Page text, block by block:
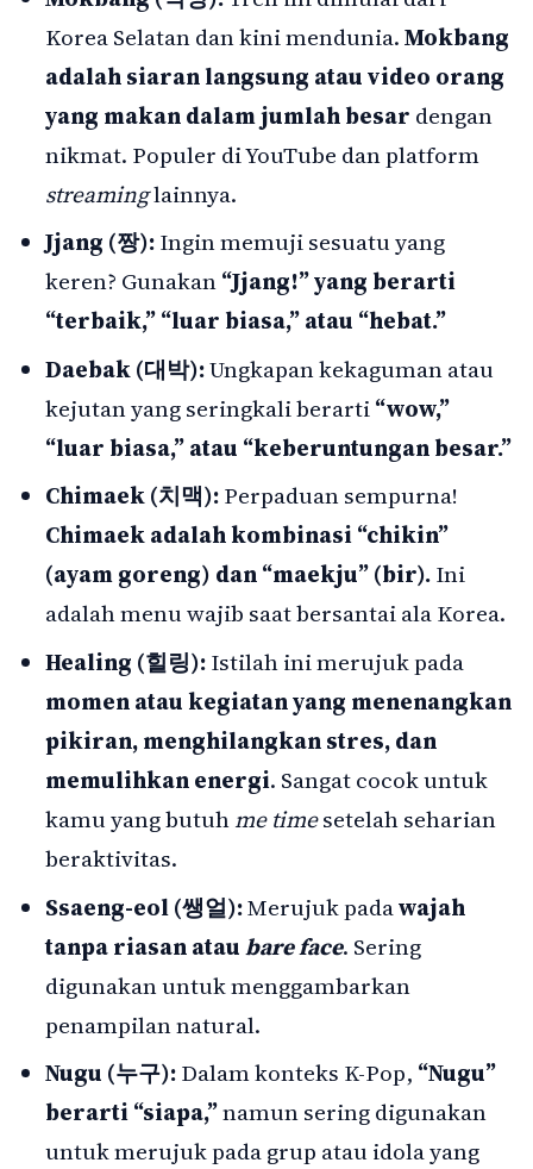
Korea Selatan dan kini mendunia.Mokbang
adalah siaran langsung atau video orang
yang makan dalam jumlah besar dengan
nikmat. Populer di YouTube dan platform
streaminglainnya.
Jjang (짱):Ingin memuji sesuatu yang
keren? Gunakan“Jjang!” yang berarti
“terbaik,” “luar biasa,” atau “hebat.”
Daebak (대박):Ungkapan kekaguman atau
kejutan yang seringkali berarti“wow,”
“luar biasa,” atau “keberuntungan besar.”
Chimaek (치맥):Perpaduan sempurna!
Chimaek adalah kombinasi “chikin”
(ayam goreng) dan “maekju” (bir).Ini
adalah menu wajib saat bersantai ala Korea.
Healing (힐링):Istilah ini merujuk pada
momen atau kegiatan yang menenangkan
pikiran, menghilangkan stres, dan
memulihkan energi. Sangat cocok untuk
kamu yang butuhme timesetelah seharian
beraktivitas.
Ssaeng-eol (쌩얼):Merujuk padawajah
tanpa riasan ataubare face. Sering
digunakan untuk menggambarkan
penampilan natural.
Nugu (누구):Dalam konteks K-Pop, “Nugu”
berarti “siapa,”namun sering digunakan
untuk merujuk pada grup atau idola yang